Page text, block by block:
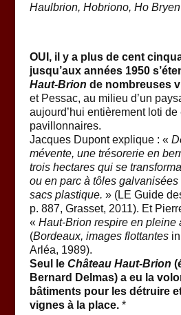
Haulbrion, Hobriono, Ho Bryen
OUI, il y a plus de cent
jusqu’aux années 1950
Haut-Brion de nombreuses
et Pessac, au milieu d’un
aujourd’hui entièrement loti
pavillonnaires.
Jacques Dupont explique : «
mévente, une trésorerie en
trois hectares qui se
ou en parc à tôles
sacs plastique. » (LE Guide
p. 887, Grasset, 2011). Et
« Haut-Brion respire en pleine
(Bordeaux, images flottantesin
Arléa, 1989).
Seul le Château Haut-Brion
Bernard Delmas) a eu la
bâtiments pour les détruire
vignes à la place.*